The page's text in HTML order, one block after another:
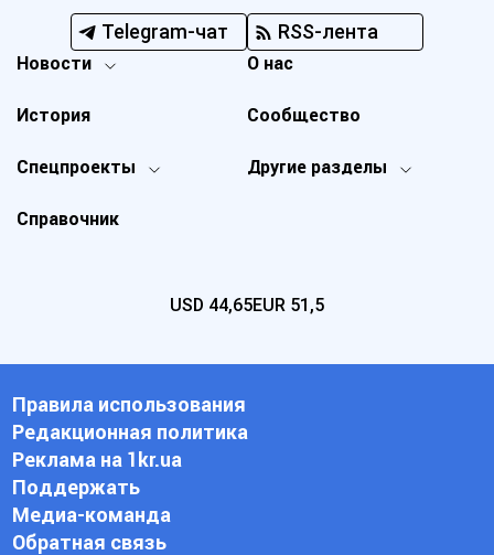
Telegram-чат RSS-лента
Новости
Спецпроекты Другие разделы
История
О нас
Справочник
Сообщество
USD 44,65EUR 51,5
Правила использования
Редакционная политика
Реклама на 1kr.ua
Поддержать
Медиа-команда
Обратная связь